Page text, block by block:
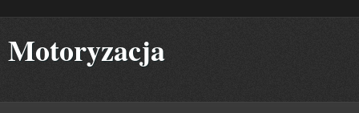
Motoryzacja